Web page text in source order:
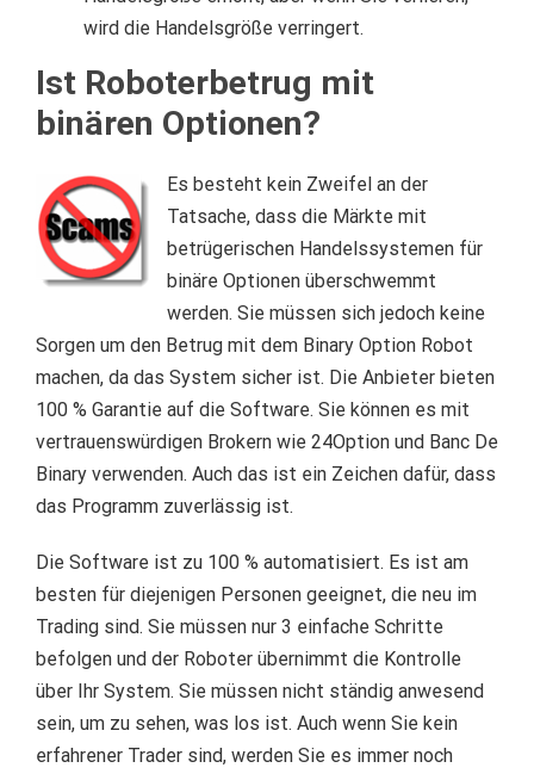
wird die Handelsgröße verringert.
Ist Roboterbetrug mit
binären Optionen?
Es besteht kein Zweifel an der
Tatsache, dass die Märkte mit
betrügerischen Handelssystemen für
binäre Optionen überschwemmt
werden. Sie müssen sich jedoch keine
Sorgen um den Betrug mit dem Binary Option Robot
machen, da das System sicher ist. Die Anbieter bieten
100 % Garantie auf die Software. Sie können es mit
vertrauenswürdigen Brokern wie 24Option und Banc De
Binary verwenden. Auch das ist ein Zeichen dafür, dass
das Programm zuverlässig ist.
Die Software ist zu 100 % automatisiert. Es ist am
besten für diejenigen Personen geeignet, die neu im
Trading sind. Sie müssen nur 3 einfache Schritte
befolgen und der Roboter übernimmt die Kontrolle
über Ihr System. Sie müssen nicht ständig anwesend
sein, um zu sehen, was los ist. Auch wenn Sie kein
erfahrener Trader sind, werden Sie es immer noch